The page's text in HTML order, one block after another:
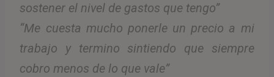
sostener el nivel de gastos que tengo”
“Me cuesta mucho ponerle un precio a mi
trabajo y termino sintiendo que siempre
cobro menos de lo que vale”